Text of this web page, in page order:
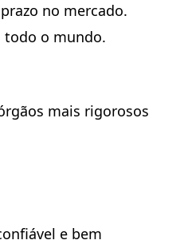
no mercado.
todo o mundo.
mais rigorosos
e bem